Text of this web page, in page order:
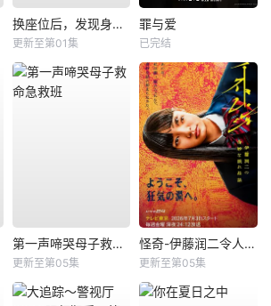
换座位后，发现身后的男生好像喜欢我
更新至第01集
罪与爱
已完结
第一声啼哭母子救命急救班
更新至第05集
怪奇-伊藤润二令人彻夜难眠的奇异故事－
更新至第05集